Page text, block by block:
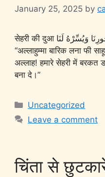
January 25, 2025 by
सेहरी की दुआ اللّهُمَّ بَارِكْ لَنَا فِي سَحُورِنَا وَيُسِّرْهُ لَنَا
“अल्लाहुम्मा बारिक लना फी
अल्लाह! हमारे सेहरी में बरकत
बना दे।”
Uncategorized
Leave a comment
चिंता से